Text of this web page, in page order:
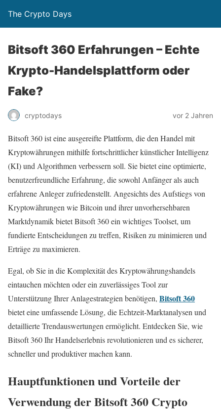
The Crypto Days
Bitsoft 360 Erfahrungen – Echte
Krypto-Handelsplattform oder
Fake?
cryptodays vor 2 Jahren
Bitsoft 360 ist eine ausgereifte Plattform, die den Handel mit
Kryptowährungen mithilfe fortschrittlicher künstlicher Intelligenz
(KI) und Algorithmen verbessern soll. Sie bietet eine optimierte,
benutzerfreundliche Erfahrung, die sowohl Anfänger als auch
erfahrene Anleger zufriedenstellt. Angesichts des Aufstiegs von
Kryptowährungen wie Bitcoin und ihrer unvorhersehbaren
Marktdynamik bietet Bitsoft 360 ein wichtiges Toolset, um
fundierte Entscheidungen zu treffen, Risiken zu minimieren und
Erträge zu maximieren.
Egal, ob Sie in die Komplexität des Kryptowährungshandels
eintauchen möchten oder ein zuverlässiges Tool zur
Unterstützung Ihrer Anlagestrategien benötigen, Bitsoft 360
bietet eine umfassende Lösung, die Echtzeit-Marktanalysen und
detaillierte Trendauswertungen ermöglicht. Entdecken Sie, wie
Bitsoft 360 Ihr Handelserlebnis revolutionieren und es sicherer,
schneller und produktiver machen kann.
Hauptfunktionen und Vorteile der
Verwendung der Bitsoft 360 Crypto